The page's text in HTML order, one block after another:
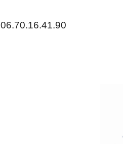
06.70.16.41.90